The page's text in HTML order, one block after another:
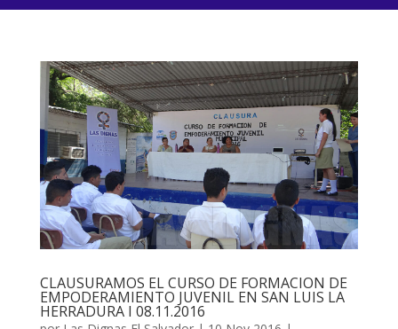
CLAUSURAMOS EL CURSO DE FORMACION DE
EMPODERAMIENTO JUVENIL EN SAN LUIS LA
HERRADURA I 08.11.2016